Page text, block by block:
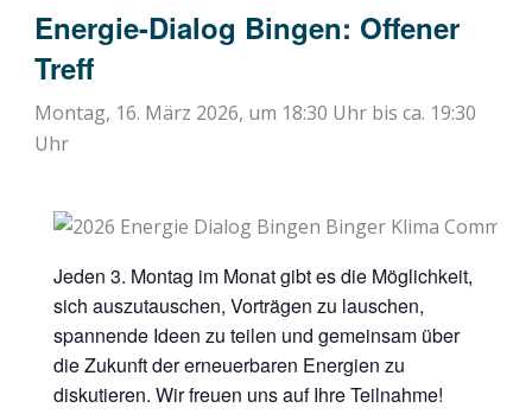
Energie-Dialog Bingen: Offener
Treff
Montag, 16. März 2026, um 18:30 Uhrbis ca. 19:30
Uhr
Jeden 3. Montag im Monat gibt es die Möglichkeit,
sich auszutauschen, Vorträgen zu lauschen,
spannende Ideen zu teilen und gemeinsam über
die Zukunft der erneuerbaren Energien zu
diskutieren. Wir freuen uns auf Ihre Teilnahme!